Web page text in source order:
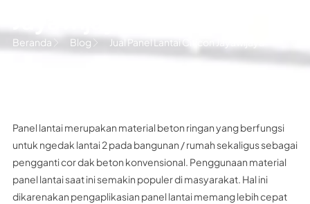
Beranda Blog Jual Panel Lantai Citicon Jayawijaya
Panel lantai merupakan material beton ringan yang berfungsi
untuk ngedak lantai 2 pada bangunan / rumah sekaligus sebagai
pengganti cor dak beton konvensional. Penggunaan material
panel lantai saat ini semakin populer di masyarakat. Hal ini
dikarenakan pengaplikasian panel lantai memang lebih cepat